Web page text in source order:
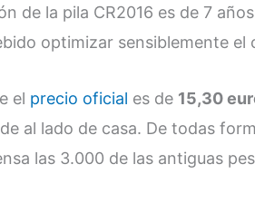
de la pila CR2016 es de 7
optimizar sensiblemente el
el precio oficial es de 15,30
de al lado de casa. De todas
las 3.000 de las antiguas